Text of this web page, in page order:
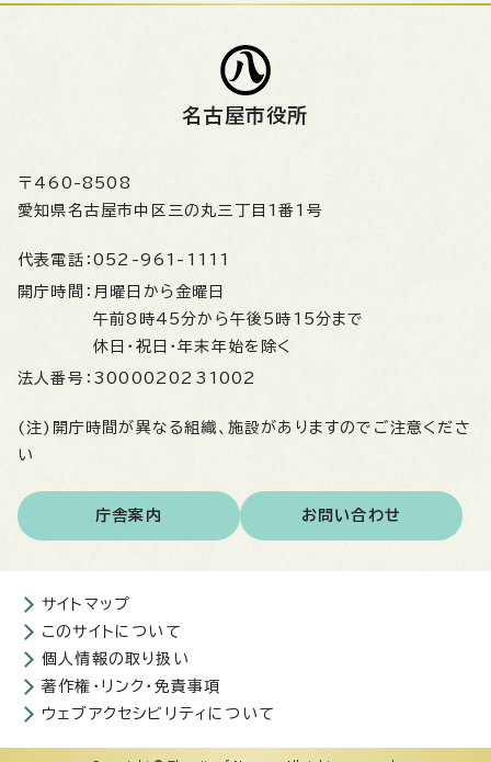
名古屋市役所
〒460-8508
愛知県名古屋市中区三の丸三丁目1番1号
代表電話： 052-961-1111
開庁時間： 月曜日から金曜日
午前8時45分から午後5時15分まで
休日・祝日・年末年始を除く
法人番号： 3000020231002
(注)開庁時間が異なる組織、施設がありますのでご注意くださ
い
庁舎案内 お問い合わせ
サイトマップ
このサイトについて
個人情報の取り扱い
著作権・リンク・免責事項
ウェブアクセシビリティについて